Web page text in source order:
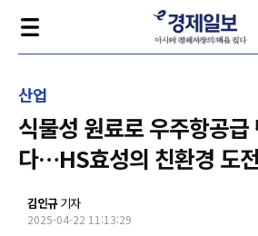
산업
식물성 원료로 우주항공
다…HS효성의 친환경 도전
김인규기자
2025-04-22 11:13:29